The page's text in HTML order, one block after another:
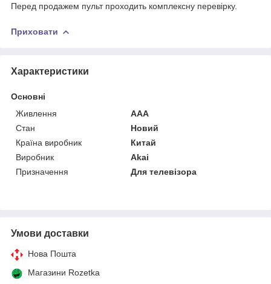
Перед продажем пульт проходить комплексну перевірку.
Приховати
Характеристики
Основні
Живлення
AAA
Стан
Новий
Країна виробник
Китай
Виробник
Akai
Призначення
Для телевізора
Умови доставки
Нова Пошта
Магазини Rozetka